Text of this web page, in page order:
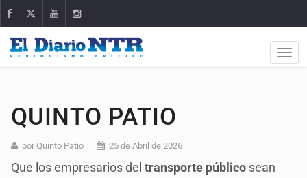
QUINTO PATIO
por Quinto Patio 25 de Abril de 2026
Que los empresarios deltransporte público sean